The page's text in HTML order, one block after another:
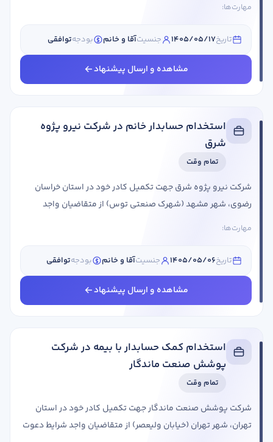
کاری: 1 سالاستان مورد نیاز: آذربایجان شرقیشهر مورد نیاز: آذرشهر،
اسکو، بناب، تبریز، عجبشیر، مراغه، ایلخچی، سردرود، ...
مهارت‌ها:
تاریخ1405/05/17 جنسیتآقا و خانم بودجهتوافقی
مشاهده و ارسال پیشنهاد
استخدام حسابدار خانم در شرکت نیرو پژوه
شرق
تمام وقت
شرکت نیرو پژوه شرق جهت تکمیل کادر خود در استان خراسان
رضوی، شهر مشهد (شهرک صنعتی توس) از متقاضیان واجد
رضوی شهر مورد نیاز: مشهد با حجاب عرف سازمان ها و اداراتدارای
مدرک تحصیلی لیسانس حسابداریبا حداقل 2 سال سابقه کار
مفیدتوانایی ثبت اسناد حسابداری نقد و بانکتوانایی ثبت ...
مهارت‌ها:
تاریخ1405/05/06 جنسیتآقا و خانم بودجهتوافقی
مشاهده و ارسال پیشنهاد
استخدام کمک حسابدار با بیمه در شرکت
پوشش صنعت ماندگار
تمام وقت
شرکت پوشش صنعت ماندگار جهت تکمیل کادر خود در استان
تهران، شهر تهران (خیابان ولیعصر) از متقاضیان واجد شرایط دعوت